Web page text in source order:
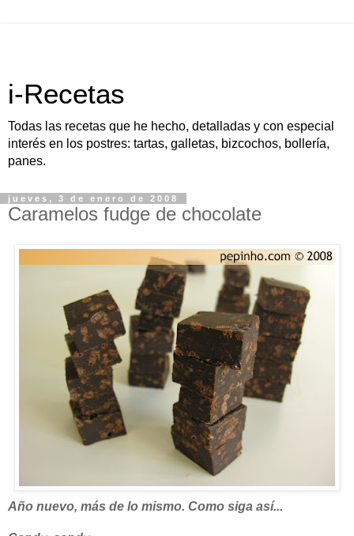
i-Recetas
Todas las recetas que he hecho, detalladas y con especial
interés en los postres: tartas, galletas, bizcochos, bollería,
panes.
jueves, 3 de enero de 2008
Caramelos fudge de chocolate
Año nuevo, más de lo mismo. Como siga así...